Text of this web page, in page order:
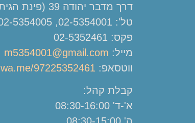
דרך מדבר יהודה 39 (פינת הגיתית)
טל': 02-5354001, 02-5354005
פקס: 02-5352461
מייל: m5354001@gmail.com
ווטסאפ: wa.me/97225352461
קבלת קהל:
א'-ד' 08:30-16:00